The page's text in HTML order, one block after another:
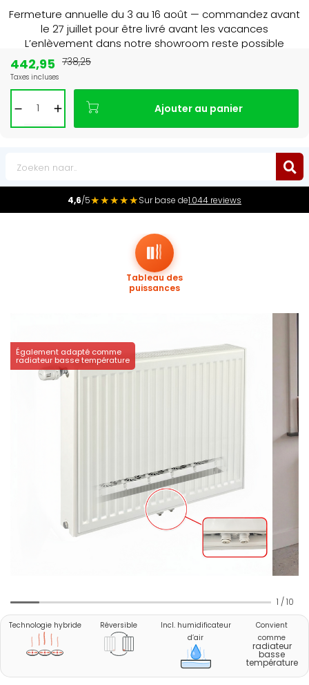
Fermeture annuelle du 3 au 16 août — commandez avant
le 27 juillet pour être livré avant les vacances
L’enlèvement dans notre showroom reste possible
jusqu’au 1er août à 16 h 30.
4,6/5★★★★★Sur base de1.044 reviews
Également adapté comme
radiateur basse température
Tableau des
puissances
1 / 10
Technologie hybride Réversible
Incl. humidificateur
d’air
Convient
comme
radiateur
basse
température
442,95
Taxes incluses
738,25
Ajouter au panier